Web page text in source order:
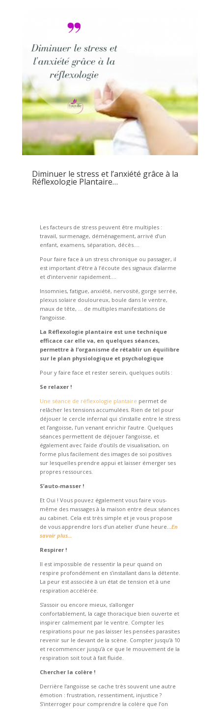
Diminuer le stress et l’anxiété grâce à la
Réflexologie Plantaire…
Les facteurs de stress peuvent être multiples :
travail, surmenage, déménagement, arrivé d’un
enfant, examens, séparation, décès….
Pour faire face à un stress chronique ou passager, il
est important d’être à l’écoute des signaux d’alarme
et d’intervenir rapidement….
Insomnies, fatigue, anxiété, nervosité, gorge serrée,
plexus solaire douloureux, boule dans le ventre,
maux de tête, … de multiples manifestations de
l’angoisse.
La Réflexologie plantaire est une technique
efficace car elle va, en quelques séances,
permettre à l’organisme de rétablir un équilibre
sur le plan physiologique et psychologique
Pour y faire face et rester serein, quelques outils :
Se relaxer !
Une séance de réflexologie plantaire permet de
relâcher les tensions accumulées. Rien de tel pour
déjouer le cercle infernal qui s’installe entre le stress
et l’angoisse, l’un venant enrichir l’autre. Quelques
séances permettent de déjouer l’angoisse, et
également avec l’aide d’outils de visualisation, on
forme plus facilement des images de soi positives
sur lesquelles prendre appui et laisser émerger ses
propres ressources.
S’auto-masser !
Et Oui ! Vous pouvez également vous faire vous-
même des massages à la maison entre deux séances
au cabinet. Cela est très simple et je vous propose
de vous apprendre lors d’un atelier d’une heure…En
savoir plus…
Respirer !
Il est impossible de ressentir la peur quand on
respire profondément en s’installant dans la détente.
La peur est associée à un état de tension et à une
respiration accélérée.
S’assoir ou encore mieux, s’allonger
confortablement, la cage thoracique bien ouverte et
inspirer calmement par le ventre. Compter les
respirations pour ne pas laisser les pensées parasites
revenir sur le devant de la scène. Compter jusqu’à 10
et recommencer jusqu’à ce que le mouvement de la
respiration soit tout à fait fluide.
Chercher la colère !
Derrière l’angoisse se cache très souvent une autre
émotion : frustration, ressentiment, injustice ?
S’interroger pour comprendre la colère que l’on